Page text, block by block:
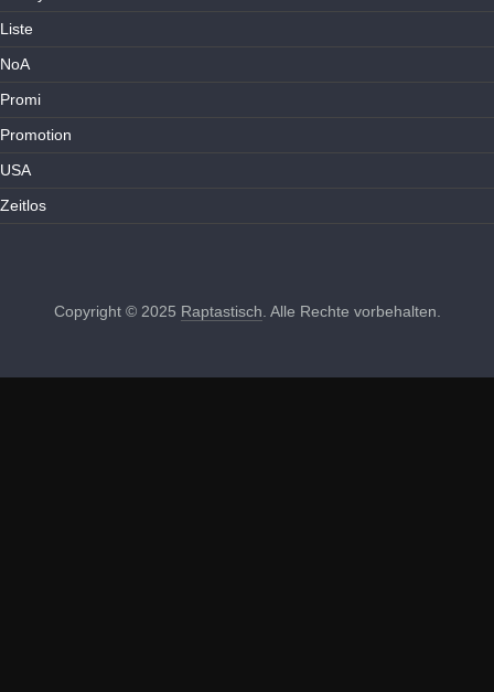
Liste
NoA
Promi
Promotion
USA
Zeitlos
Copyright © 2025 Raptastisch . Alle Rechte vorbehalten.